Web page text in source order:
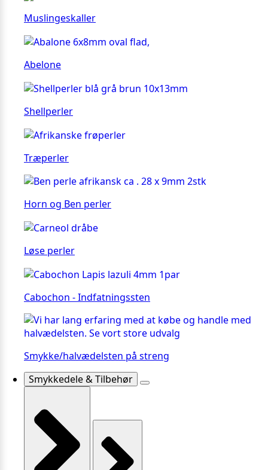
Muslingeskaller
Abelone
Shellperler
Træperler
Horn og Ben perler
Løse perler
Cabochon - Indfatningssten
Smykke/halvædelsten på streng
Smykkedele & Tilbehør